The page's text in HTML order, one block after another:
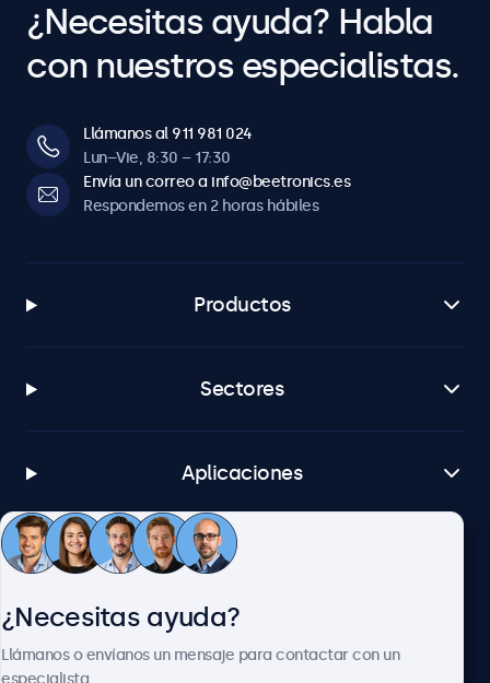
¿Necesitas ayuda? Habla
con nuestros especialistas.
Llámanos al 911 981 024
Lun–Vie, 8:30 – 17:30
Envía un correo a info@beetronics.es
Respondemos en 2 horas hábiles
Productos
Sectores
Aplicaciones
Atención al cliente
¿Necesitas ayuda?
Llámanos o envíanos un mensaje para contactar con un
especialista.